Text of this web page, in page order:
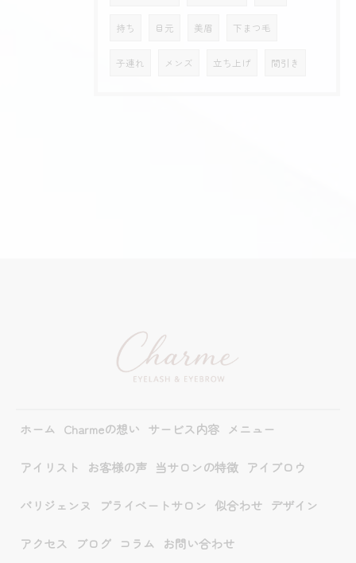
持ち 目元 美眉 下まつ毛
子連れ メンズ 立ち上げ 間引き
ホーム Charmeの想い サービス内容 メニュー
アイリスト お客様の声 当サロンの特徴 アイブロウ
パリジェンヌ プライベートサロン 似合わせ デザイン
アクセス ブログ コラム お問い合わせ